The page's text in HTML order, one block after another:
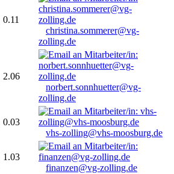
0.11
christina.sommerer@vg-
zolling.de
2.06
norbert.sonnhuetter@vg-
zolling.de
0.03
vhs-zolling@vhs-moosburg.de
1.03
finanzen@vg-zolling.de